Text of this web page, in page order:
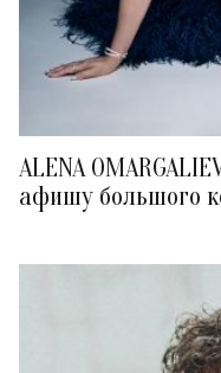
ALENA
афишу большого